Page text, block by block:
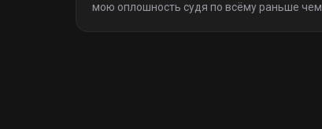
мою оплошность судя по всёму раньше чем